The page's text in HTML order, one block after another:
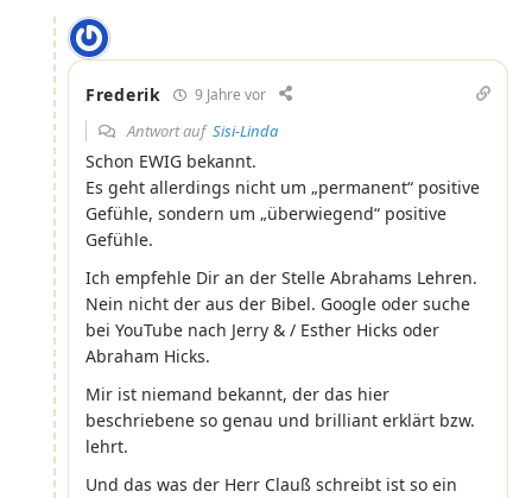
Frederik 9 Jahre vor
Antwort auf Sisi-Linda
Schon EWIG bekannt.
Es geht allerdings nicht um „permanent“ positive
Gefühle, sondern um „überwiegend“ positive
Gefühle.
Ich empfehle Dir an der Stelle Abrahams Lehren.
Nein nicht der aus der Bibel. Google oder suche
bei YouTube nach Jerry & / Esther Hicks oder
Abraham Hicks.
Mir ist niemand bekannt, der das hier
beschriebene so genau und brilliant erklärt bzw.
lehrt.
Und das was der Herr Clauß schreibt ist so ein